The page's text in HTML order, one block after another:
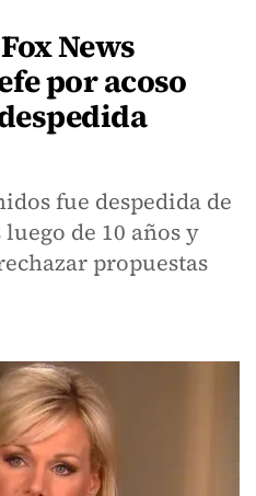
News
por acoso
fue despedida de
de 10 años y
propuestas